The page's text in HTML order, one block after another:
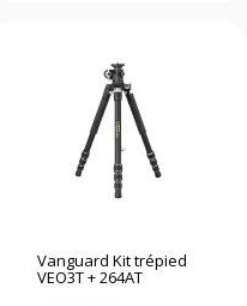
Vanguard Kit trépied
VEO3T + 264AT